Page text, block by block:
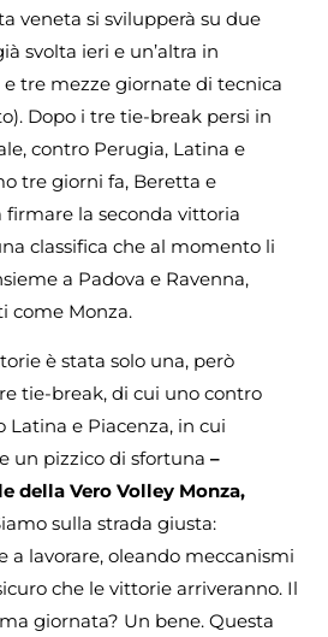
veneta si svilupperà su due
svolta ieri e un’altra in
tre mezze giornate di tecnica
Dopo i tre tie-break persi in
contro Perugia, Latina e
tre giorni fa, Beretta e
la seconda vittoria
classifica che al momento li
a Padova e Ravenna,
come Monza.
è stata solo una, però
tie-break, di cui uno contro
Latina e Piacenza, in cui
un pizzico di sfortuna –
della Vero Volley Monza,
sulla strada giusta:
lavorare, oleando meccanismi
che le vittorie arriveranno. Il
giornata? Un bene. Questa